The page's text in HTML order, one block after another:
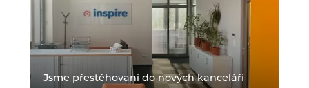
Jsme přestěhovaní do nových kanceláří